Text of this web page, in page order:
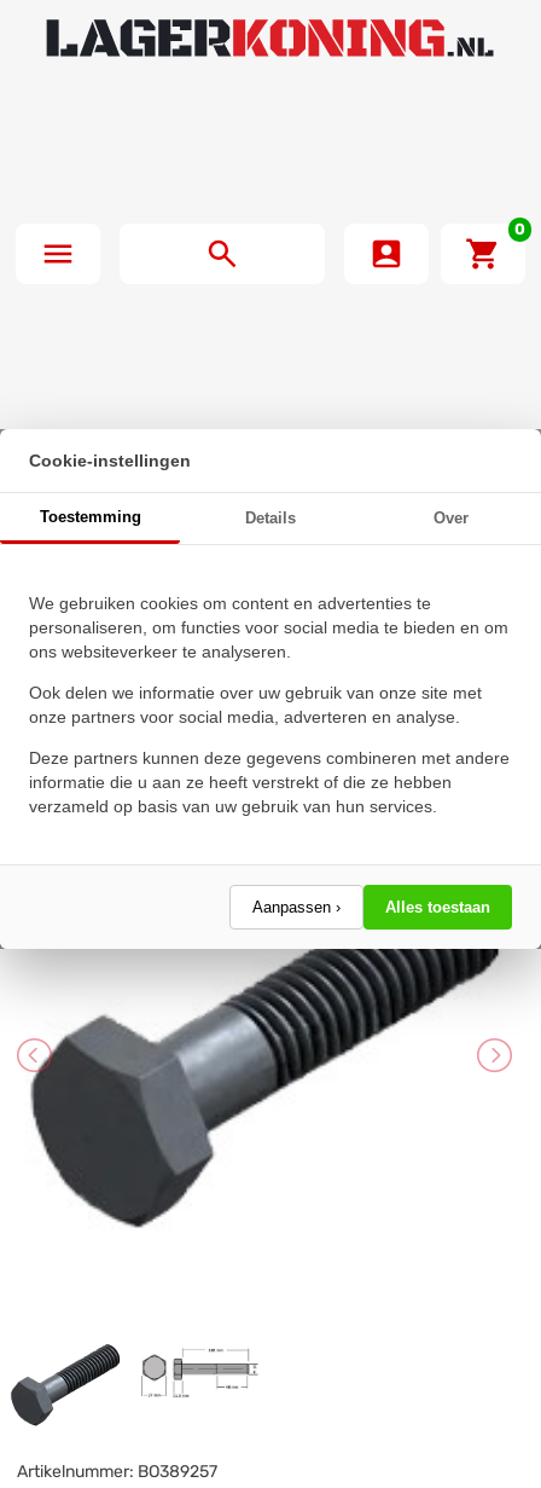
0
Beginpagina·
Zeskanttapbout Deeldraad DIN 931 M18x180mm 10.9
Onbehandeld
Cookie-instellingen
Toestemming Details Over
We gebruiken cookies om content en advertenties te
personaliseren, om functies voor social media te bieden en om
ons websiteverkeer te analyseren.
Ook delen we informatie over uw gebruik van onze site met
onze partners voor social media, adverteren en analyse.
Deze partners kunnen deze gegevens combineren met andere
informatie die u aan ze heeft verstrekt of die ze hebben
verzameld op basis van uw gebruik van hun services.
Aanpassen › Alles toestaan
Zeskanttapbout Deeldraad DIN
931 M18x180mm 10.9
Onbehandeld
Schrijf een review!
Artikelnummer: BO389257